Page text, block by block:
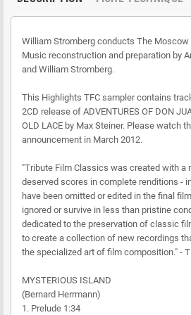
William Stromberg conducts The Moscow
Music reconstruction and preparation by
and William Stromberg.
This Highlights TFC sampler contains
2CD release of ADVENTURES OF DON
OLD LACE by Max Steiner. Please watch
announcement in March 2012.
"Tribute Film Classics was created with a
deserved scores in complete renditions -
have been omitted or edited in the final
ignored or survive in less than pristine
dedicated to the preservation of classic
to create a collection of new recordings
the specialized art of film composition." -
MYSTERIOUS ISLAND
(Bernard Herrmann)
1. Prelude 1:34